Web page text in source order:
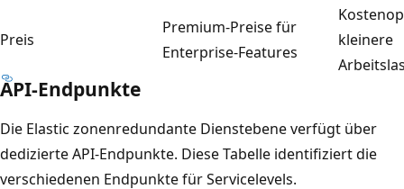
Preis
Premium-Preise für
Enterprise-Features
kleinere
API-Endpunkte
Die Elastic zonenredundante Dienstebene verfügt über
dedizierte API-Endpunkte. Diese Tabelle identifiziert die
verschiedenen Endpunkte für Servicelevels.